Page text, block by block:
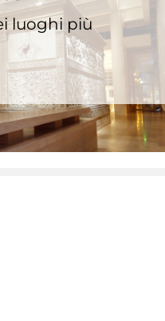
luoghi più